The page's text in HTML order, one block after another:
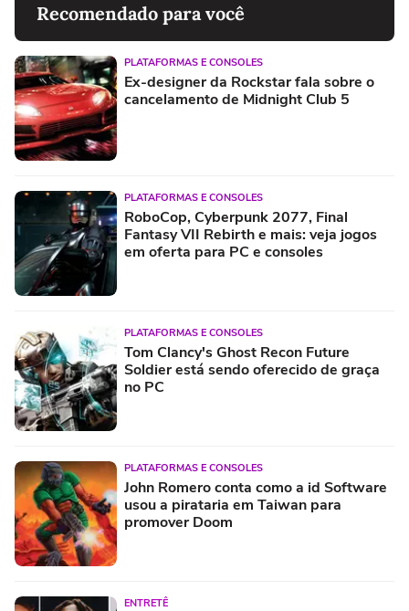
Recomendado para você
PLATAFORMAS E CONSOLES
Ex-designer da Rockstar fala sobre o
cancelamento de Midnight Club 5
PLATAFORMAS E CONSOLES
RoboCop, Cyberpunk 2077, Final
Fantasy VII Rebirth e mais: veja jogos
em oferta para PC e consoles
PLATAFORMAS E CONSOLES
Tom Clancy's Ghost Recon Future
Soldier está sendo oferecido de graça
no PC
PLATAFORMAS E CONSOLES
John Romero conta como a id Software
usou a pirataria em Taiwan para
promover Doom
ENTRETÊ